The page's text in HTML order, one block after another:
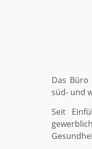
Das
süd- und
Seit